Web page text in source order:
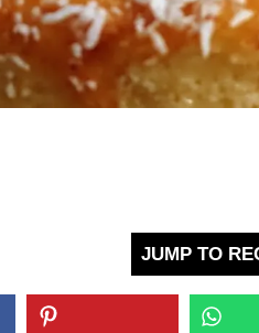
JUMP TO